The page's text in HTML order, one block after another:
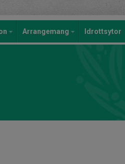
Arrangemang Idrottsytor